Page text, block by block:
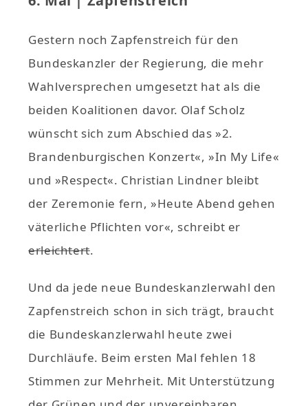
Gestern noch Zapfenstreich für den
Bundeskanzler der Regierung, die mehr
Wahlversprechen umgesetzt hat als die
beiden Koalitionen davor. Olaf Scholz
wünscht sich zum Abschied das »2.
Brandenburgischen Konzert«, »In My Life«
und »Respect«. Christian Lindner bleibt
der Zeremonie fern, »Heute Abend gehen
väterliche Pflichten vor«, schreibt er
erleichtert.
Und da jede neue Bundeskanzlerwahl den
Zapfenstreich schon in sich trägt, braucht
die Bundeskanzlerwahl heute zwei
Durchläufe. Beim ersten Mal fehlen 18
Stimmen zur Mehrheit. Mit Unterstützung